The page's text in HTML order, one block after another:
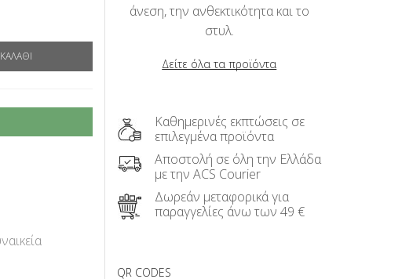
άνεση, την ανθεκτικότητα και το
στυλ.
Δείτε όλα τα προϊόντα
Καθημερινές εκπτώσεις σε
επιλεγμένα προϊόντα
Αποστολή σε όλη την Ελλάδα
με την ACS Courier
Δωρεάν μεταφορικά για
παραγγελίες άνω των 49 €
QR CODES